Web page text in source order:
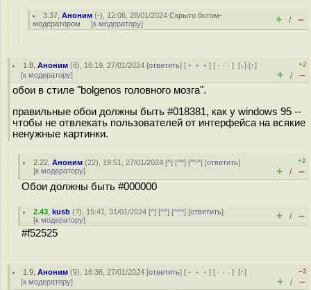
3.37 ,Аноним (-), 12:06, 28/01/2024Скрыто ботом-
модератором [к модератору] + / –
1.8 ,Аноним (8), 16:19, 27/01/2024 [ответить] [ ﹢﹢﹢] [ · · ·][↓] [↑]
[к модератору]
+2
+ / –
обои в стиле "bolgenos головного мозга".
правильные обои должны быть #018381, как у windows 95 --
чтобы не отвлекать пользователей от интерфейса на всякие
ненужные картинки.
2.22 ,Аноним (22), 19:51, 27/01/2024 [^] [^^] [^^^] [ответить]
[к модератору]
+2
+ / –
Обои должны быть #000000
2.43 ,kusb (?), 15:41, 31/01/2024 [^] [^^] [^^^] [ответить]
[к модератору] + / –
#f52525
1.9 ,Аноним (9), 16:36, 27/01/2024 [ответить] [ ﹢﹢﹢] [ · · ·][↑]
[к модератору]
–2
+ / –